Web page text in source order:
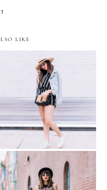
LIKE
Sneaker Espadrilles with
Andre Assous